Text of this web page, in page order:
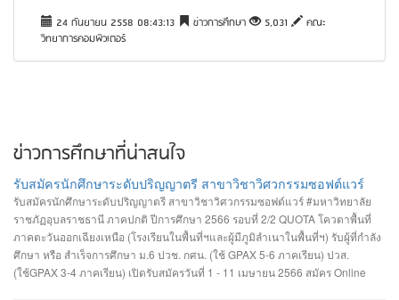
24 กันยายน 2558 08:43:13 ข่าวการศึกษา 5,031
คณะ
วิทยาการคอมพิวเตอร์
ข่าวการศึกษาที่น่าสนใจ
รับสมัครนักศึกษาระดับปริญญาตรี สาขาวิชาวิศวกรรมซอฟต์แวร์
รับสมัครนักศึกษาระดับปริญญาตรี สาขาวิชาวิศวกรรมซอฟต์แวร์ #มหาวิทยาลัย
ราชภัฏอุบลราชธานี ภาคปกติ ปีการศึกษา 2566 รอบที่ 2/2 QUOTA โควตาพื้นที่
ภาคตะวันออกเฉียงเหนือ (โรงเรียนในพื้นที่ฯและผู้มีภูมิลำเนาในพื้นที่ฯ) รับผู้ที่กำลัง
ศึกษา หรือ สำเร็จการศึกษา ม.6 ปวช. กศน. (ใช้ GPAX 5-6 ภาคเรียน) ปวส.
(ใช้GPAX 3-4 ภาคเรียน) เปิดรับสมัครวันที่ 1 - 11 เมษายน 2566 สมัคร Online